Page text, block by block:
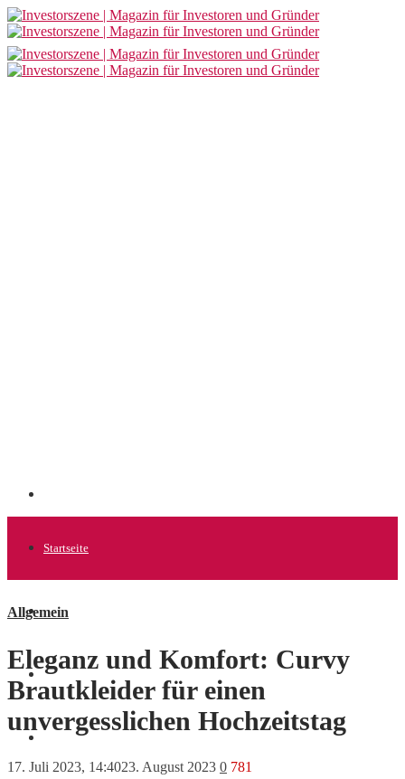
Startseite
Allgemein
Startups
Allgemein
Eleganz und Komfort: Curvy
Brautkleider für einen
unvergesslichen Hochzeitstag
17. Juli 2023, 14:4023. August 2023 0 781